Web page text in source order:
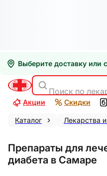
Выберите доставку или
Поиск по
Акции Скидки
Каталог Лекарства
Препараты для
диабета в Самаре